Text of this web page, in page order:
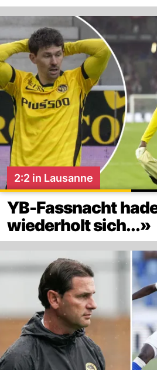
2:2 in Lausanne
YB-Fassnacht
wiederholt sich...»